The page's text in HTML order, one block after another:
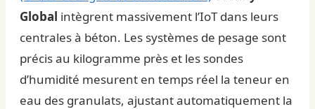
Global intègrent massivement l’IoT dans leurs
centrales à béton. Les systèmes de pesage sont
précis au kilogramme près et les sondes
d’humidité mesurent en temps réel la teneur en
eau des granulats, ajustant automatiquement la